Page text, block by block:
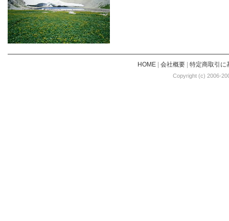
HOME| 会社概要| 特定商取引に
Copyright (c) 2006-